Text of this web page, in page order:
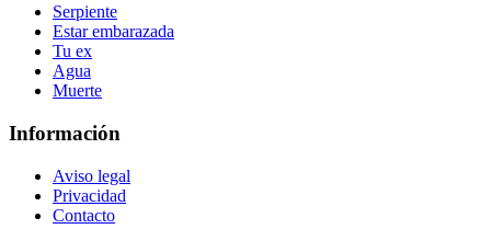
Serpiente
Estar embarazada
Tu ex
Agua
Muerte
Información
Aviso legal
Privacidad
Contacto